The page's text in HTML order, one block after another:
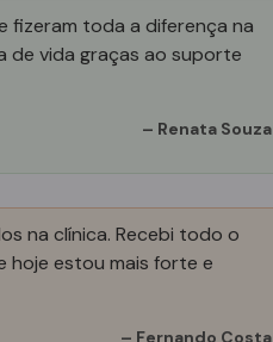
fizeram toda a diferença na
de vida graças ao suporte
– Renata Souza
na clínica. Recebi todo o
hoje estou mais forte e
– Fernando Costa